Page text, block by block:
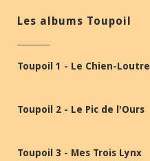
Les albums Toupoil
Toupoil 1 - Le Chien-Loutre
Toupoil 2 - Le Pic de l'Ours
Toupoil 3 - Mes Trois Lynx